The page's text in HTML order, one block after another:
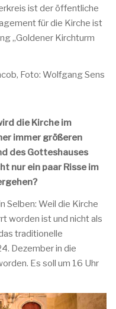
ist der öffentliche
für die Kirche ist
„Goldener Kirchturm
Foto: Wolfgang Sens
die Kirche im
immer größeren
des Gotteshauses
nur ein paar Risse im
Selben: Weil die Kirche
worden ist und nicht als
traditionelle
Dezember in die
Es soll um 16 Uhr